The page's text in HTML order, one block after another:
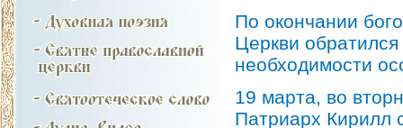
По окончании
Церкви
необходимости
19 марта, во
Патриарх Кирилл